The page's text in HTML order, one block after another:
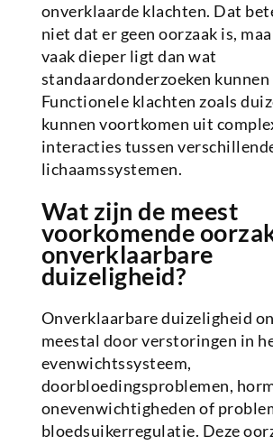
onverklaarde klachten. Dat
niet dat er geen oorzaak is,
vaak dieper ligt dan wat
standaardonderzoeken
Functionele klachten zoals
kunnen voortkomen uit
interacties tussen
lichaamssystemen.
Wat zijn de meest
voorkomende
onverklaarbare
duizeligheid?
Onverklaarbare duizeligheid
meestal door verstoringen in
evenwichtssysteem,
doorbloedingsproblemen,
onevenwichtigheden of
bloedsuikerregulatie. Deze